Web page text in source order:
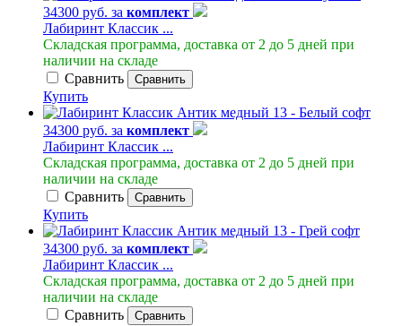
34300 руб. за комплект
Лабиринт Классик ...
Складская программа, доставка от 2 до 5 дней при
наличии на складе
Сравнить
Сравнить
Купить
34300 руб. за комплект
Лабиринт Классик ...
Складская программа, доставка от 2 до 5 дней при
наличии на складе
Сравнить
Сравнить
Купить
34300 руб. за комплект
Лабиринт Классик ...
Складская программа, доставка от 2 до 5 дней при
наличии на складе
Сравнить
Сравнить